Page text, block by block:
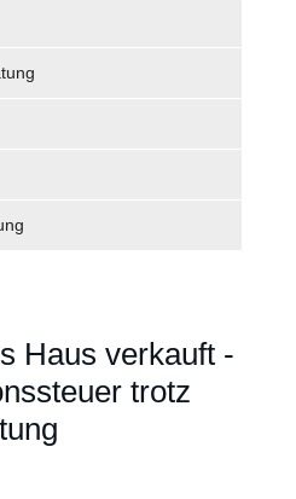
Haus verkauft -
trotz